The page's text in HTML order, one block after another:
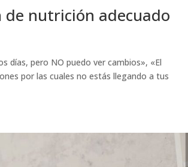
nutrición adecuado
días, pero NO puedo ver cambios», «El
por las cuales no estás llegando a tus